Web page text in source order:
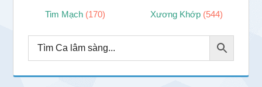
Tim Mạch (170) Xương Khớp (544)